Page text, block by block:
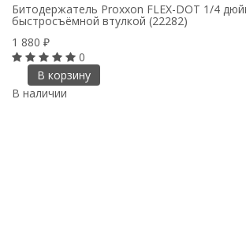
Битодержатель Proxxon FLEX-DOT 1/4
быстросъёмной втулкой (22282)
1 880 ₽
0
В корзину
В наличии